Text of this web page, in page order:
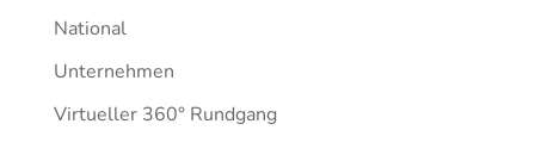
National
Unternehmen
Virtueller 360° Rundgang